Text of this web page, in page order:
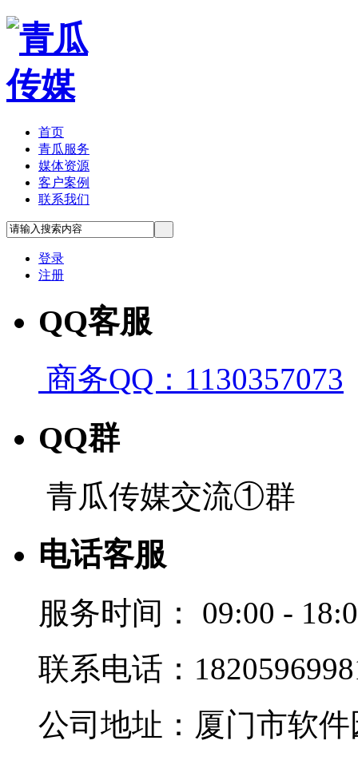
首页
青瓜服务
媒体资源
客户案例
联系我们
登录
注册
QQ客服
商务QQ：1130357073
QQ群
青瓜传媒交流①群
电话客服
服务时间：
09:00 -
联系电话：
公司地址：厦门市软